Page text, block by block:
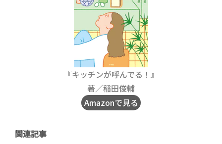
『キッチンが呼んでる！』
著／稲田俊輔
Amazonで見る
関連記事